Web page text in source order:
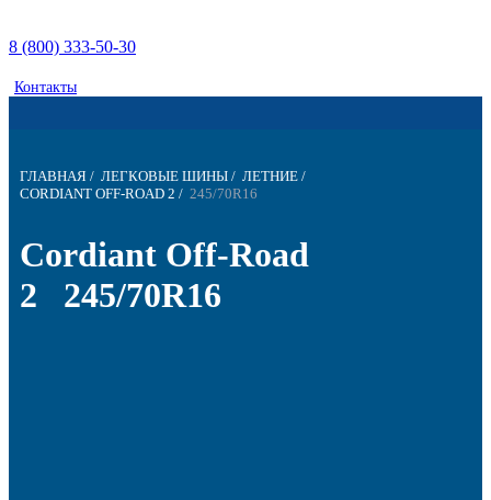
8 (800) 333-50-30
Контакты
ГЛАВНАЯ / ЛЕГКОВЫЕ ШИНЫ / ЛЕТНИЕ /
CORDIANT OFF-ROAD 2 / 245/70R16
Cordiant Off-Road
2 245/70R16